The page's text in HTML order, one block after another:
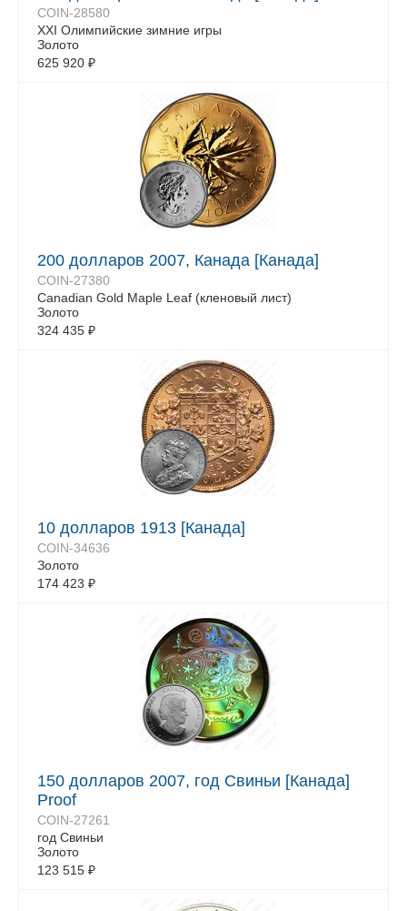
COIN-28580
XXI Олимпийские зимние игры
Золото
625 920 ₽
200 долларов 2007, Канада [Канада]
COIN-27380
Canadian Gold Maple Leaf (кленовый лист)
Золото
324 435 ₽
10 долларов 1913 [Канада]
COIN-34636
Золото
174 423 ₽
150 долларов 2007, год Свиньи [Канада]
Proof
COIN-27261
год Свиньи
Золото
123 515 ₽